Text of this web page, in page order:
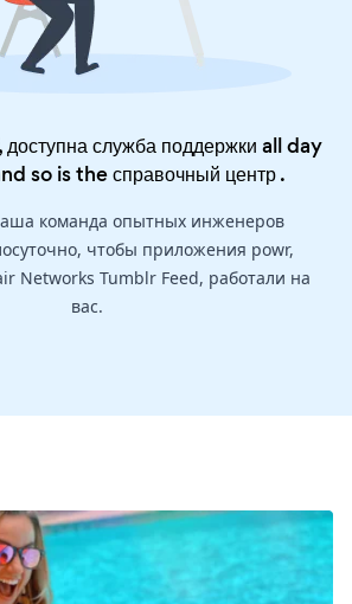
служба поддержки all day
so is theсправочный центр.
команда опытных инженеров
чтобы приложения powr,
Networks Tumblr Feed, работали на
вас.